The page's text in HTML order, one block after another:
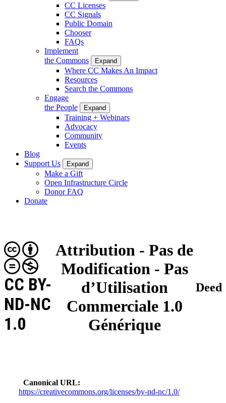
CC Licenses
CC Signals
Public Domain
Chooser
FAQs
Implement
the Commons
Expand
Where CC Makes An Impact
Resources
Search the Commons
Engage
the People
Expand
Training + Webinars
Advocacy
Community
Events
Blog
Support Us
Expand
Make a Gift
Open Infrastructure Circle
Donor FAQ
Donate
Attribution - Pas de
Modification - Pas
d’Utilisation
Commerciale 1.0
Générique
CC BY-
ND-NC
1.0
Deed
Canonical URL
https://creativecommons.org/licenses/by-nd-nc/1.0/